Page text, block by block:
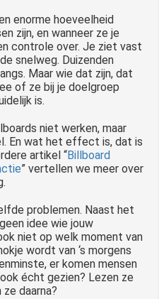
enorme hoeveelheid
zijn, en wanneer ze je
controle over. Je ziet vast
snelweg. Duizenden
Maar wie dat zijn, dat
of ze bij je doelgroep
is.
niet werken, maar
En wat het effect is, dat is
artikel “Billboard
” vertellen we meer over
problemen. Naast het
idee wie jouw
niet op welk moment van
wordt van ‘s morgens
er komen mensen
écht gezien? Lezen ze
daarna?